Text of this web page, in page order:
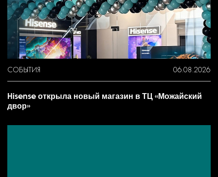
СОБЫТИЯ 06.08.2026
Hisense открыла новый магазин в ТЦ «Можайский
двор»